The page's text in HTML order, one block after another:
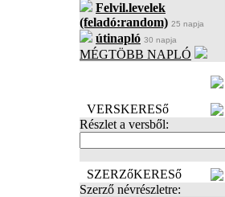
Felvil.levelek
(feladó:random) 25 napja
útinapló 30 napja
MÉGTÖBB NAPLÓ
VERSKERESő
Részlet a versből:
SZERZőKERESő
Szerző névrészletre: